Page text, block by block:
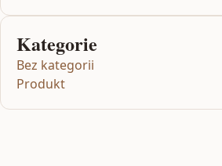
Kategorie
Bez kategorii
Produkt